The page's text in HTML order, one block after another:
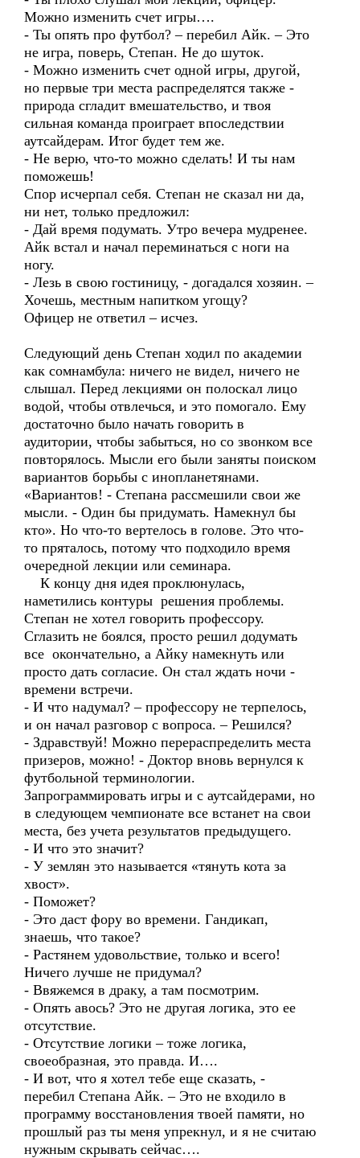
Можно изменить счет игры….
- Ты опять про футбол? – перебил Айк. – Это
не игра, поверь, Степан. Не до шуток.
- Можно изменить счет одной игры, другой,
но первые три места распределятся также -
природа сгладит вмешательство, и твоя
сильная команда проиграет впоследствии
аутсайдерам. Итог будет тем же.
- Не верю, что-то можно сделать! И ты нам
поможешь!
Спор исчерпал себя. Степан не сказал ни да,
ни нет, только предложил:
- Дай время подумать. Утро вечера мудренее.
Айк встал и начал переминаться с ноги на
ногу.
- Лезь в свою гостиницу, - догадался хозяин. –
Хочешь, местным напитком угощу?
Офицер не ответил – исчез.
Следующий день Степан ходил по академии
как сомнамбула: ничего не видел, ничего не
слышал. Перед лекциями он полоскал лицо
водой, чтобы отвлечься, и это помогало. Ему
достаточно было начать говорить в
аудитории, чтобы забыться, но со звонком все
повторялось. Мысли его были заняты поиском
вариантов борьбы с инопланетянами.
«Вариантов! - Степана рассмешили свои же
мысли. - Один бы придумать. Намекнул бы
кто». Но что-то вертелось в голове. Это что-
то пряталось, потому что подходило время
очередной лекции или семинара.
К концу дня идея проклюнулась,
наметились контуры решения проблемы.
Степан не хотел говорить профессору.
Сглазить не боялся, просто решил додумать
все окончательно, а Айку намекнуть или
просто дать согласие. Он стал ждать ночи -
времени встречи.
- И что надумал? – профессору не терпелось,
и он начал разговор с вопроса. – Решился?
- Здравствуй! Можно перераспределить места
призеров, можно! - Доктор вновь вернулся к
футбольной терминологии.
Запрограммировать игры и с аутсайдерами, но
в следующем чемпионате все встанет на свои
места, без учета результатов предыдущего.
- И что это значит?
- У землян это называется «тянуть кота за
хвост».
- Поможет?
- Это даст фору во времени. Гандикап,
знаешь, что такое?
- Растянем удовольствие, только и всего!
Ничего лучше не придумал?
- Ввяжемся в драку, а там посмотрим.
- Опять авось? Это не другая логика, это ее
отсутствие.
- Отсутствие логики – тоже логика,
своеобразная, это правда. И….
- И вот, что я хотел тебе еще сказать, -
перебил Степана Айк. – Это не входило в
программу восстановления твоей памяти, но
прошлый раз ты меня упрекнул, и я не считаю
нужным скрывать сейчас….